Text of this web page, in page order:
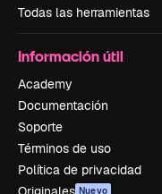
Todas las herramientas
Información útil
Academy
Documentación
Soporte
Términos de uso
Política de privacidad
Nuevo